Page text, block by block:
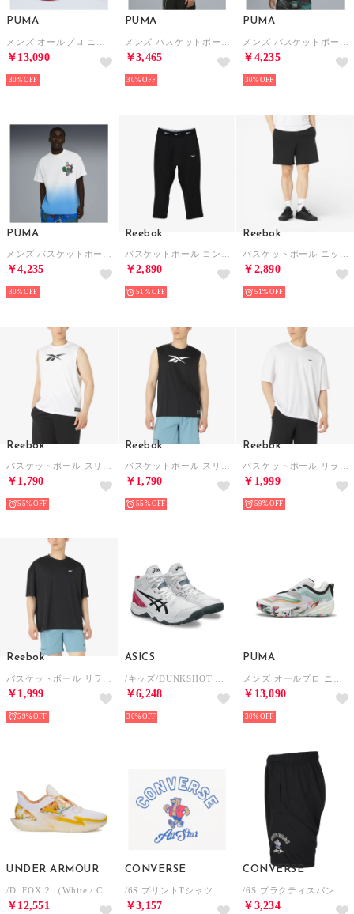
PUMA
￥13,090
30%
PUMA
￥3,465
30%
PUMA
￥4,235
30%
PUMA
￥4,235
30%
Reebok
￥2,890
51%
Reebok
￥2,890
51%
Reebok
￥1,790
55%
Reebok
￥1,790
55%
Reebok
￥1,999
59%
Reebok
￥1,999
59%
ASICS
￥6,248
30%
PUMA
￥13,090
30%
UNDER ARMOUR
￥12,551
CONVERSE
￥3,157
CONVERSE
￥3,234